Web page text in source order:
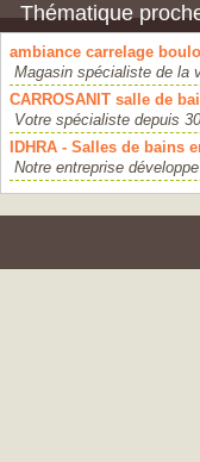
Thématique
ambiance carrelage
Magasin spécialiste de la
CARROSANIT salle de
Votre spécialiste depuis
IDHRA - Salles de bains
Notre entreprise